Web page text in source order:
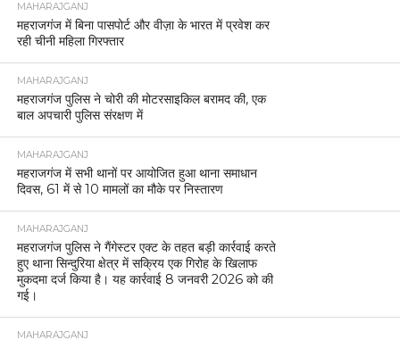
MAHARAJGANJ
महराजगंज में बिना पासपोर्ट और वीज़ा के भारत में प्रवेश कर
रही चीनी महिला गिरफ्तार
MAHARAJGANJ
महराजगंज पुलिस ने चोरी की मोटरसाइकिल बरामद की, एक
बाल अपचारी पुलिस संरक्षण में
MAHARAJGANJ
महराजगंज में सभी थानों पर आयोजित हुआ थाना समाधान
दिवस, 61 में से 10 मामलों का मौके पर निस्तारण
MAHARAJGANJ
महराजगंज पुलिस ने गैंगेस्टर एक्ट के तहत बड़ी कार्रवाई करते
हुए थाना सिन्दुरिया क्षेत्र में सक्रिय एक गिरोह के खिलाफ
मुकदमा दर्ज किया है। यह कार्रवाई 8 जनवरी 2026 को की
गई।
MAHARAJGANJ